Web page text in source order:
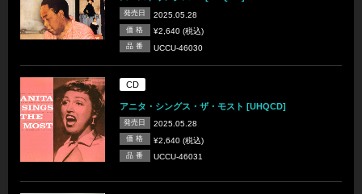
発売日 2025.05.28
価 格 ¥2,640 (税込)
品 番 UCCU-46030
CD
アニタ・シングス・ザ・モスト [UHQCD]
発売日 2025.05.28
価 格 ¥2,640 (税込)
品 番 UCCU-46031